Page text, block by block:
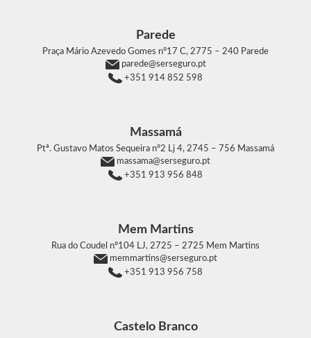
Parede
Praça Mário Azevedo Gomes nº17 C, 2775 – 240 Parede
parede@serseguro.pt
+351 914 852 598
Massamá
Ptª. Gustavo Matos Sequeira nº2 Lj 4, 2745 – 756 Massamá
massama@serseguro.pt
+351 913 956 848
Mem Martins
Rua do Coudel nº104 LJ, 2725 – 2725 Mem Martins
memmartins@serseguro.pt
+351 913 956 758
Castelo Branco